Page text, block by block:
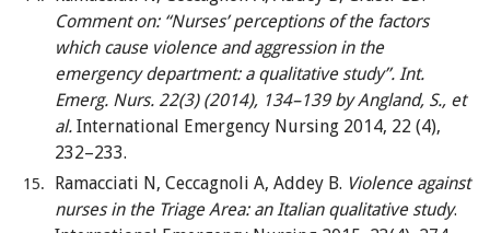
Comment on: “Nurses’ perceptions of the factors
which cause violence and aggression in the
emergency department: a qualitative study”. Int.
Emerg. Nurs. 22(3) (2014), 134–139 by Angland, S., et
al. International Emergency Nursing 2014, 22 (4),
232–233.
Ramacciati N, Ceccagnoli A, Addey B. Violence against
nurses in the Triage Area: an Italian qualitative study.